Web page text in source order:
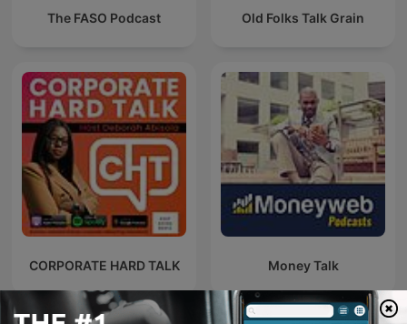
The FASO Podcast Old Folks Talk Grain
CORPORATE HARD TALK Money Talk